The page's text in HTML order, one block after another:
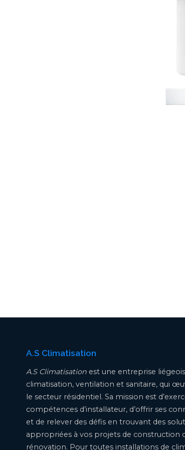
A.S Climatisation
A.S Climatisation est une entreprise
climatisation, ventilation et sanitaire, qui
le secteur résidentiel. Sa mission est
compétences d’installateur, d’offrir ses
et de relever des défis en trouvant des
appropriées à vos projets de construction
rénovation. Pour toutes installations de